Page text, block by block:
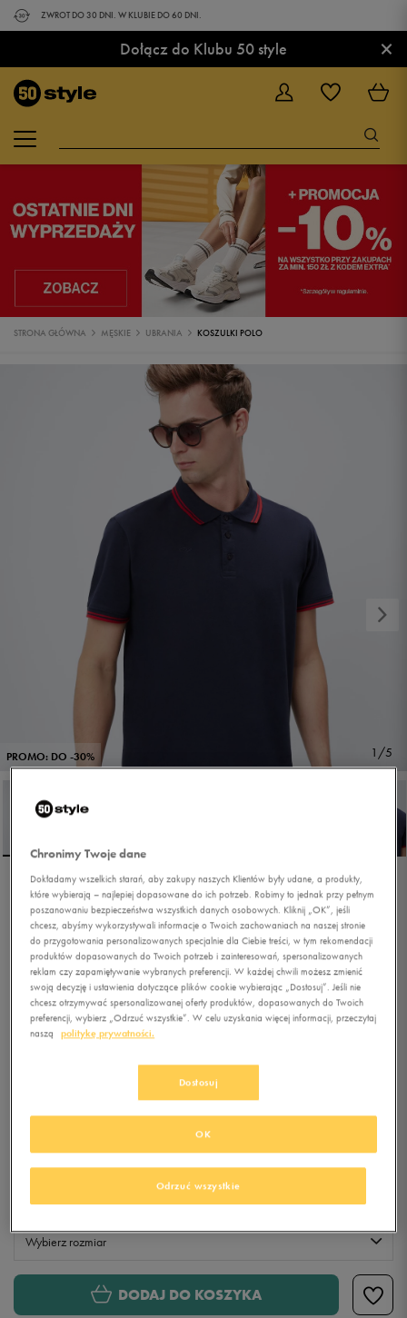
ZWROT DO 30 DNI. W KLUBIE DO 60 DNI.
Dołącz do Klubu 50 style ×
STRONA GŁÓWNA MĘSKIE UBRANIA KOSZULKI POLO
PROMO: DO -30% 1/5
UMBRO POLO ESS SHIRT
5.0 (9 )
59,99zł -45% (cena bezpośrednio przed promocją)
35,99zł-8%(najniższa cena z 30 dni przed obniżką)
32,99zł z Vat
Wybierz rozmiar
DODAJ DO KOSZYKA
Chronimy Twoje dane
Dokładamy wszelkich starań, aby zakupy naszych Klientów były udane, a produkty,
które wybierają – najlepiej dopasowane do ich potrzeb. Robimy to jednak przy pełnym
poszanowaniu bezpieczeństwa wszystkich danych osobowych. Kliknij „OK”, jeśli
chcesz, abyśmy wykorzystywali informacje o Twoich zachowaniach na naszej stronie
do przygotowania personalizowanych specjalnie dla Ciebie treści, w tym rekomendacji
produktów dopasowanych do Twoich potrzeb i zainteresowań, spersonalizowanych
reklam czy zapamiętywanie wybranych preferencji. W każdej chwili możesz zmienić
swoją decyzję i ustawienia dotyczące plików cookie wybierając „Dostosuj”. Jeśli nie
chcesz otrzymywać spersonalizowanej oferty produktów, dopasowanych do Twoich
preferencji, wybierz „Odrzuć wszystkie”. W celu uzyskania więcej informacji, przeczytaj
naszą
politykę prywatności.
Dostosuj
Odrzuć wszystkie
OK